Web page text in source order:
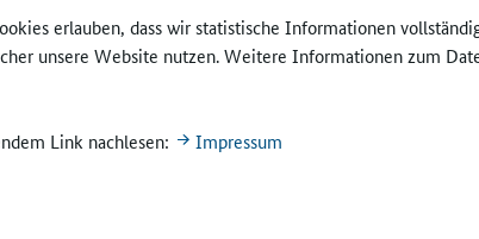
erlauben, dass wir statistische Informationen
unsere Website nutzen. Weitere Informationen zum
Link nachlesen: Impressum
ihrem Ganztagsschulkonzept. In anderen
schon weiter, wovon sich die Gäste aus Hamburg,
Westfalen, Sachsen, Schleswig-Holstein und
Besuchs überzeugen konnten. So praktiziert die
Es gibt Zweier-, Dreier- und weitere Teams,
arbeiten.